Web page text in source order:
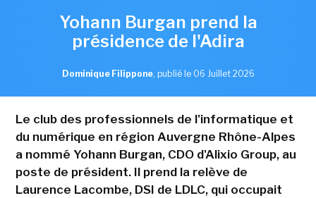
Yohann Burgan prend la
présidence de l'Adira
Dominique Filippone, publié le 06 Juillet 2026
Le club des professionnels de l'informatique et
du numérique en région Auvergne Rhône-Alpes
a nommé Yohann Burgan, CDO d'Alixio Group, au
poste de président. Il prend la relève de
Laurence Lacombe, DSI de LDLC, qui occupait